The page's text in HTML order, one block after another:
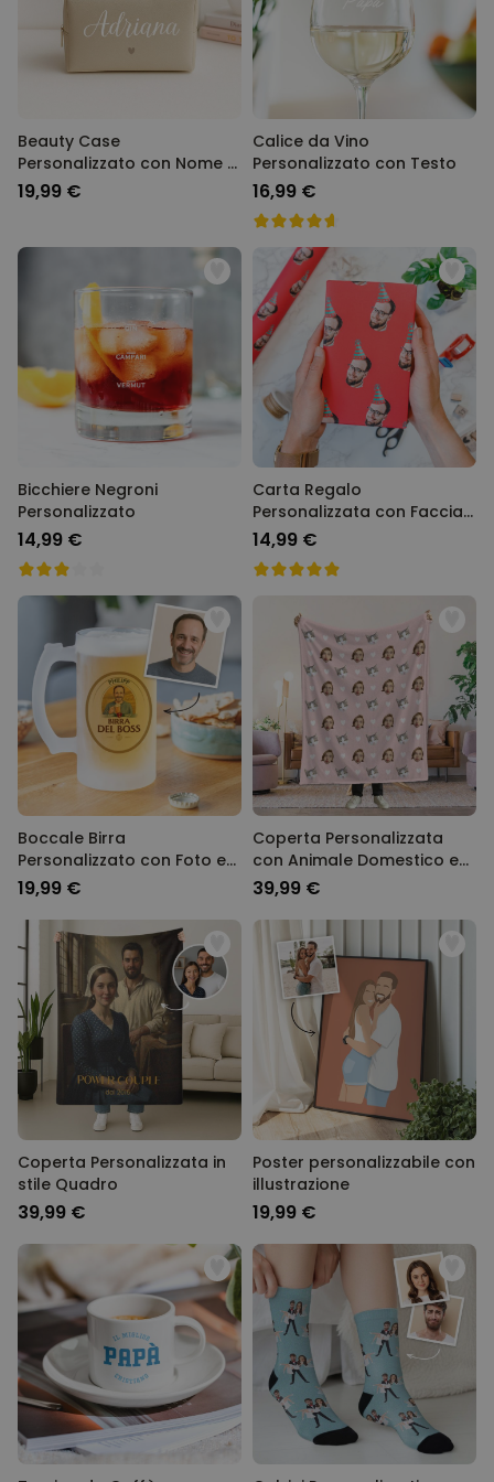
Beauty Case
Personalizzato con Nome e
Simbolo
19,99 €
Calice da Vino
Personalizzato con Testo
16,99 €
Bicchiere Negroni
Personalizzato
14,99 €
Carta Regalo
Personalizzata con Faccia
e Cappello da Festa
14,99 €
Boccale Birra
Personalizzato con Foto e
Nome
19,99 €
Coperta Personalizzata
con Animale Domestico e
Viso
39,99 €
Coperta Personalizzata in
stile Quadro
39,99 €
Poster personalizzabile con
illustrazione
19,99 €